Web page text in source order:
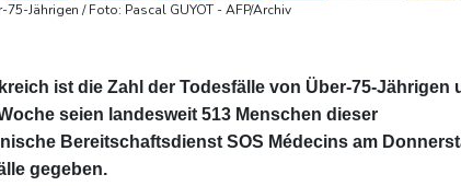
Jährigen / Foto: Pascal GUYOT - AFP/Archiv
ist die Zahl der Todesfälle von Über-75-Jährigen
seien landesweit 513 Menschen dieser
Bereitschaftsdienst SOS Médecins am
gegeben.